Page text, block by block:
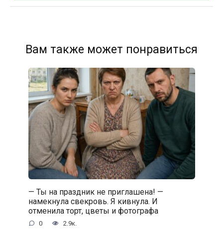
Вам также может понравиться
— Ты на праздник не приглашена! —
намекнула свекровь. Я кивнула. И
отменила торт, цветы и фотографа
0 2.9к.